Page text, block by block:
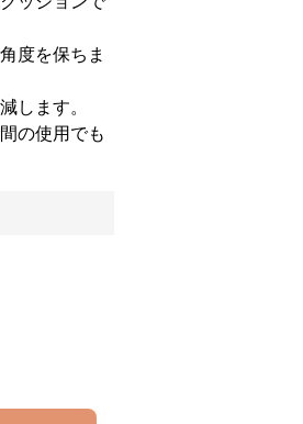
度を保ちま
します。
の使用でも